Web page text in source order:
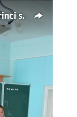
50 min müəllim işini itirə bilər. Birinci sinfə gedənlər azalır